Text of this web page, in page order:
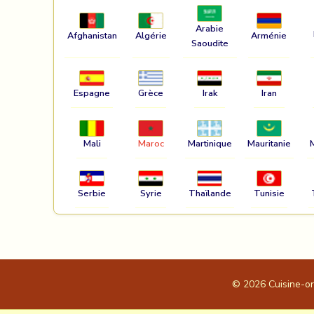
Afghanistan Algérie
Arabie
Saoudite
Arménie
Espagne Grèce Irak Iran
Mali Maroc Martinique Mauritanie
Serbie Syrie Thaïlande Tunisie
© 2026 Cuisine-